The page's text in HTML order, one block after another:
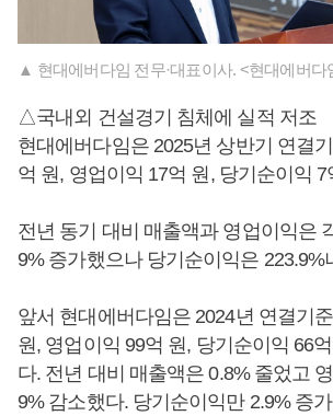
▲ 현대에버다임 전무·대표이사. <현대에버다
△국내외 건설경기 침체에 실적 저조
현대에버다임은 2025년 상반기 연결
억 원, 영업이익 17억 원, 당기순이익
전년 동기 대비 매출액과 영업이익은
9% 증가했으나 당기순이익은 223.9%
앞서 현대에버다임은 2024년 연결기
원, 영업이익 99억 원, 당기순이익 66
다. 전년 대비 매출액은 0.8% 줄었고
9% 감소했다. 당기순이익만 2.9% 증